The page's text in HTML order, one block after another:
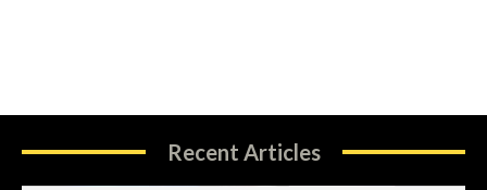
Recent Articles